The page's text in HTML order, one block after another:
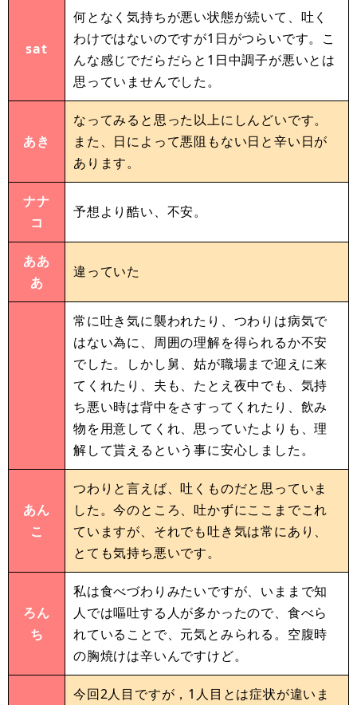
sat
何となく気持ちが悪い状態が続いて、吐く
わけではないのですが1日がつらいです。こ
んな感じでだらだらと1日中調子が悪いとは
思っていませんでした。
あき
なってみると思った以上にしんどいです。
また、日によって悪阻もない日と辛い日が
あります。
ナナ
コ
予想より酷い、不安。
ああ
あ
違っていた
常に吐き気に襲われたり、つわりは病気で
はない為に、周囲の理解を得られるか不安
でした。しかし舅、姑が職場まで迎えに来
てくれたり、夫も、たとえ夜中でも、気持
ち悪い時は背中をさすってくれたり、飲み
物を用意してくれ、思っていたよりも、理
解して貰えるという事に安心しました。
あん
こ
つわりと言えば、吐くものだと思っていま
した。今のところ、吐かずにここまでこれ
ていますが、それでも吐き気は常にあり、
とても気持ち悪いです。
ろん
ち
私は食べづわりみたいですが、いままで知
人では嘔吐する人が多かったので、食べら
れていることで、元気とみられる。空腹時
の胸焼けは辛いんですけど。
今回2人目ですが，1人目とは症状が違いま